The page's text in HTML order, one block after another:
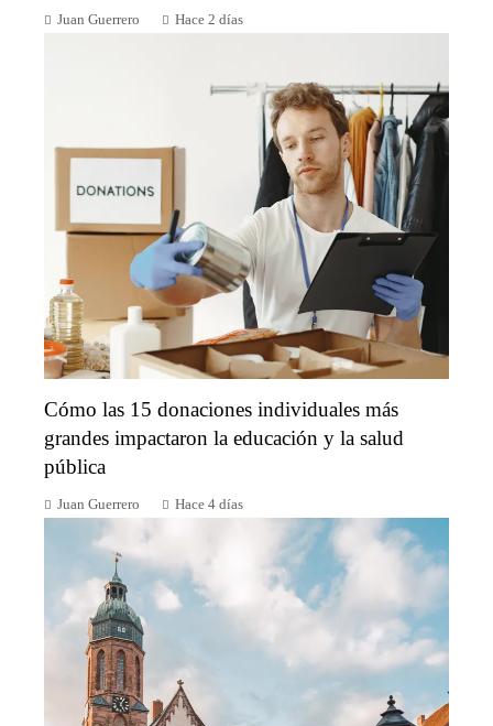
Juan Guerrero Hace 2 días
Cómo las 15 donaciones individuales más
grandes impactaron la educación y la salud
pública
Juan Guerrero Hace 4 días